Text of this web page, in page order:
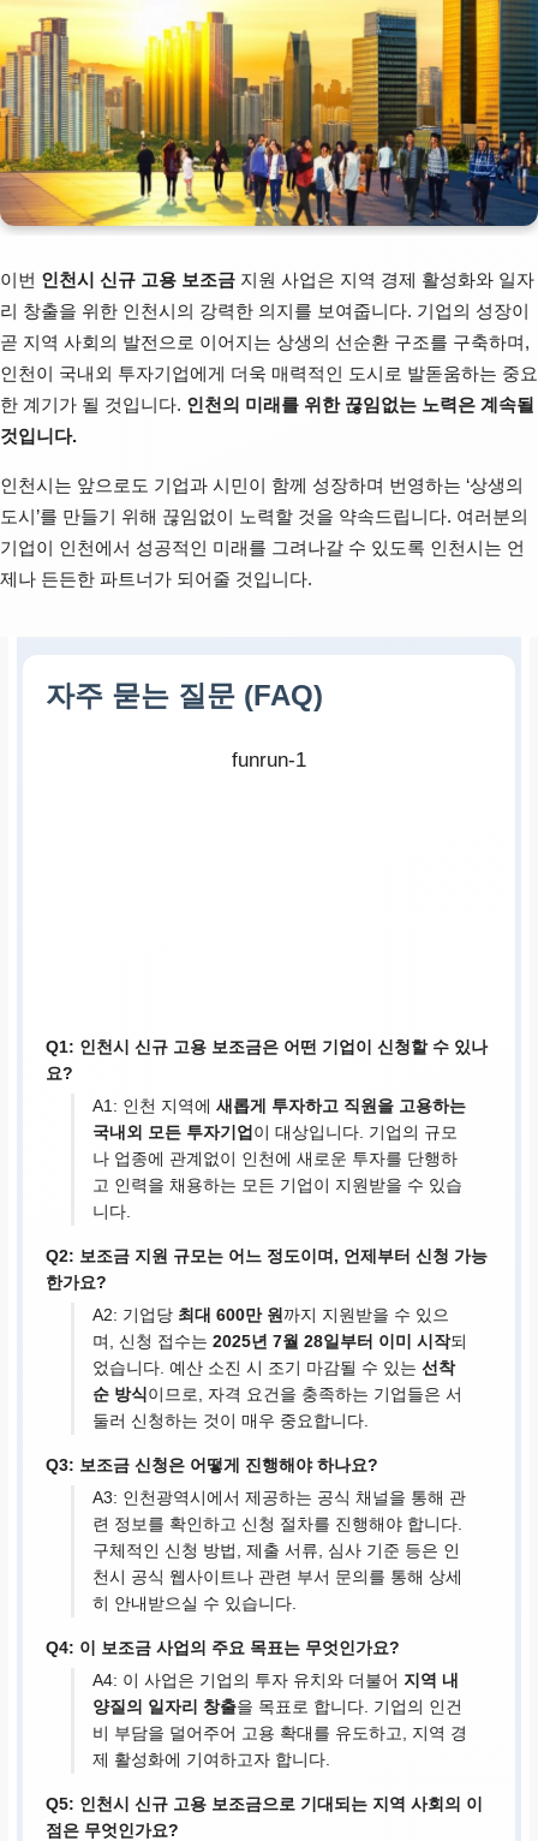
이번 인천시 신규 고용 보조금 지원 사업은 지역 경제 활성화와 일자
리 창출을 위한 인천시의 강력한 의지를 보여줍니다. 기업의 성장이
곧 지역 사회의 발전으로 이어지는 상생의 선순환 구조를 구축하며,
인천이 국내외 투자기업에게 더욱 매력적인 도시로 발돋움하는 중요
한 계기가 될 것입니다. 인천의 미래를 위한 끊임없는 노력은 계속될
것입니다.
인천시는 앞으로도 기업과 시민이 함께 성장하며 번영하는 ‘상생의
도시’를 만들기 위해 끊임없이 노력할 것을 약속드립니다. 여러분의
기업이 인천에서 성공적인 미래를 그려나갈 수 있도록 인천시는 언
제나 든든한 파트너가 되어줄 것입니다.
자주 묻는 질문 (FAQ)
funrun-1
Q1: 인천시 신규 고용 보조금은 어떤 기업이 신청할 수 있나
요?
A1: 인천 지역에 새롭게 투자하고 직원을 고용하는
국내외 모든 투자기업 이 대상입니다. 기업의 규모
나 업종에 관계없이 인천에 새로운 투자를 단행하
고 인력을 채용하는 모든 기업이 지원받을 수 있습
니다.
Q2: 보조금 지원 규모는 어느 정도이며, 언제부터 신청 가능
한가요?
A2: 기업당 최대 600만 원 까지 지원받을 수 있으
며, 신청 접수는 2025년 7월 28일부터 이미 시작되
었습니다. 예산 소진 시 조기 마감될 수 있는 선착
순 방식 이므로, 자격 요건을 충족하는 기업들은 서
둘러 신청하는 것이 매우 중요합니다.
Q3: 보조금 신청은 어떻게 진행해야 하나요?
A3: 인천광역시에서 제공하는 공식 채널을 통해 관
련 정보를 확인하고 신청 절차를 진행해야 합니다.
구체적인 신청 방법, 제출 서류, 심사 기준 등은 인
천시 공식 웹사이트나 관련 부서 문의를 통해 상세
히 안내받으실 수 있습니다.
Q4: 이 보조금 사업의 주요 목표는 무엇인가요?
A4: 이 사업은 기업의 투자 유치와 더불어 지역 내
양질의 일자리 창출을 목표로 합니다. 기업의 인건
비 부담을 덜어주어 고용 확대를 유도하고, 지역 경
제 활성화에 기여하고자 합니다.
Q5: 인천시 신규 고용 보조금으로 기대되는 지역 사회의 이
점은 무엇인가요?